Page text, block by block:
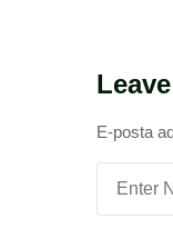
E-posta